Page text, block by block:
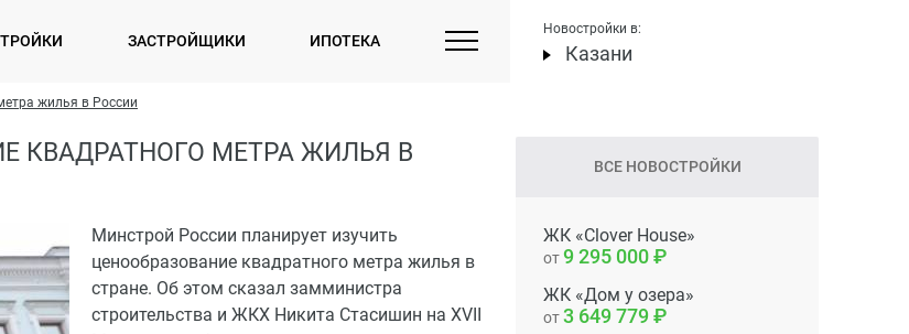
ЗАСТРОЙЩИКИ ИПОТЕКА
Новостройки в:
Казани
жилья в России
КВАДРАТНОГО МЕТРА ЖИЛЬЯ В
Минстрой России планирует изучить
ценообразование квадратного метра жилья в
стране. Об этом сказал замминистра
строительства и ЖКХ Никита Стасишин на XVII
ВСЕ НОВОСТРОЙКИ
ЖК «Clover House»
от9 295 000
ЖК «Дом у озера»
от3 649 779